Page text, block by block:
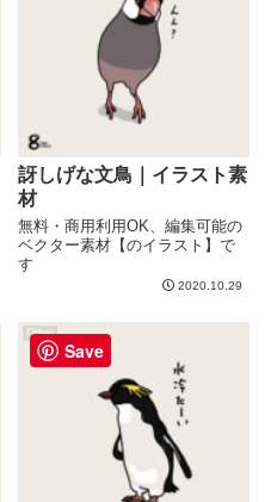
訝しげな文鳥｜イラスト素
材
無料・商用利用OK、編集可能の
ベクター素材【のイラスト】で
す
2020.10.29
Other
Save